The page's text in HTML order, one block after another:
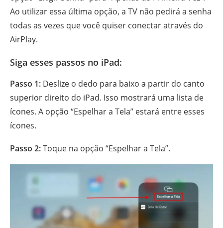
Ao utilizar essa última opção, a TV não pedirá a senha
todas as vezes que você quiser conectar através do
AirPlay.
Siga esses passos no iPad:
Passo 1: Deslize o dedo para baixo a partir do canto
superior direito do iPad. Isso mostrará uma lista de
ícones. A opção “Espelhar a Tela” estará entre esses
ícones.
Passo 2:Toque na opção “Espelhar a Tela”.